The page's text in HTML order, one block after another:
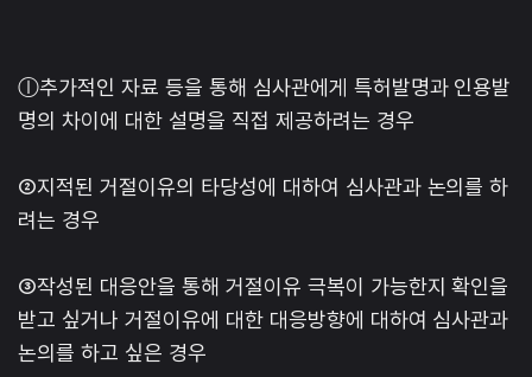
ⓛ추가적인 자료 등을 통해 심사관에게 특허발명과 인용발
명의 차이에 대한 설명을 직접 제공하려는 경우
②지적된 거절이유의 타당성에 대하여 심사관과 논의를 하
려는 경우
③작성된 대응안을 통해 거절이유 극복이 가능한지 확인을
받고 싶거나 거절이유에 대한 대응방향에 대하여 심사관과
논의를 하고 싶은 경우